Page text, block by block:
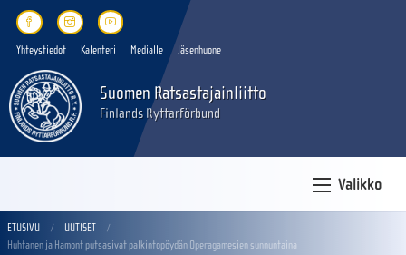
Yhteystiedot Kalenteri Medialle Jäsenhuone
Suomen Ratsastajainliitto
Finlands Ryttarförbund
Valikko
ETUSIVU
UUTISET
Huhtanen ja Hamont putsasivat palkintopöydän Operagamesien sunnuntaina